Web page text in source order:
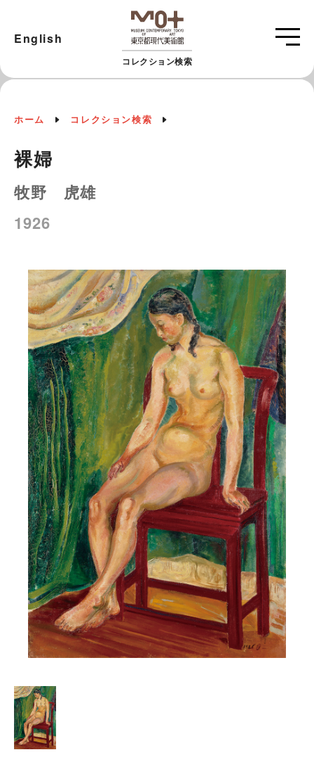
コレクション検索
English
ホーム コレクション検索
裸婦
牧野 虎雄
1926